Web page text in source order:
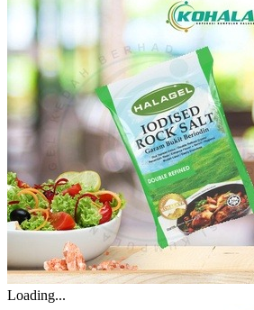
Loading...